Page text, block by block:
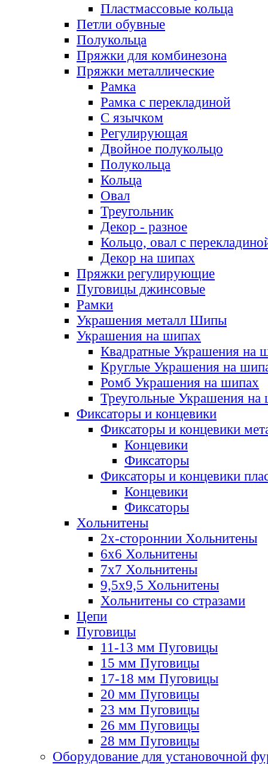
Пластмассовые кольца
Петли обувные
Полукольца
Пряжки для комбинезона
Пряжки металлические
Рамка
Рамка с перекладиной
С язычком
Регулирующая
Двойное полукольцо
Полукольца
Кольца
Овал
Треугольник
Декор - разное
Кольцо, овал с
Декор на шипах
Пряжки регулирующие
Пуговицы джинсовые
Рамки
Украшения металл Шипы
Украшения на шипах
Квадратные Украшения на
Круглые Украшения на
Ромб Украшения на шипах
Треугольные Украшения на
Фиксаторы и концевики
Фиксаторы и концевики
Концевики
Фиксаторы
Фиксаторы и концевики
Концевики
Фиксаторы
Хольнитены
2х-стороннии Хольнитены
6х6 Хольнитены
7х7 Хольнитены
9,5х9,5 Хольнитены
Хольнитены со стразами
Цепи
Пуговицы
11-13 мм Пуговицы
15 мм Пуговицы
17-18 мм Пуговицы
20 мм Пуговицы
23 мм Пуговицы
26 мм Пуговицы
28 мм Пуговицы
Оборудование для установочной